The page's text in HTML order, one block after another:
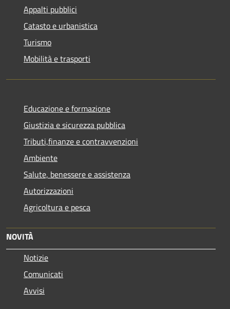
Appalti pubblici
Catasto e urbanistica
Turismo
Mobilità e trasporti
Educazione e formazione
Giustizia e sicurezza pubblica
Tributi,finanze e contravvenzioni
Ambiente
Salute, benessere e assistenza
Autorizzazioni
Agricoltura e pesca
NOVITÀ
Notizie
Comunicati
Avvisi